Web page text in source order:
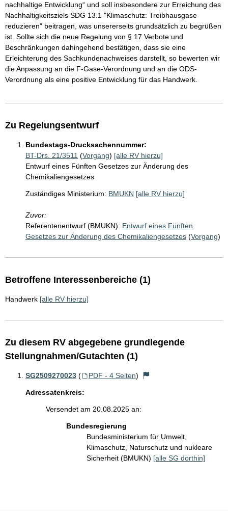
nachhaltige Entwicklung“ und soll insbesondere zur Erreichung des
Nachhaltigkeitsziels SDG 13.1 "Klimaschutz: Treibhausgase
reduzieren" beitragen, was unsererseits grundsätzlich zu begrüßen
ist. Sollte sich die neue Regelung von § 17 Verbote und
Beschränkungen dahingehend bestätigen, dass sie eine
Erleichterung des Sachkundenachweises darstellt, so bewerten wir
die Anpassung an die F-Gase-Verordnung und an die ODS-
Verordnung als eine positive Entwicklung für das Handwerk.
Zu Regelungsentwurf
Bundestags-Drucksachennummer:
BT-Drs. 21/3511 (Vorgang) [alle RV hierzu]
Entwurf eines Fünften Gesetzes zur Änderung des
Chemikaliengesetzes
Zuständiges Ministerium: BMUKN [alle RV hierzu]
Zuvor:
Referentenentwurf (BMUKN): Entwurf eines Fünften
Gesetzes zur Änderung des Chemikaliengesetzes (Vorgang)
Betroffene Interessenbereiche (1)
Handwerk [alle RV hierzu]
Zu diesem RV abgegebene grundlegende
Stellungnahmen/Gutachten (1)
SG2509270023 ( PDF - 4 Seiten)
Adressatenkreis:
Versendet am 20.08.2025 an:
Bundesregierung
Bundesministerium für Umwelt,
Klimaschutz, Naturschutz und nukleare
Sicherheit (BMUKN) [alle SG dorthin]